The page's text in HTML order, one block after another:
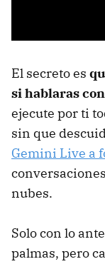
El secreto es
si hablaras
ejecute por ti
sin que
Gemini Live a
nubes.
Solo con lo
palmas, pero